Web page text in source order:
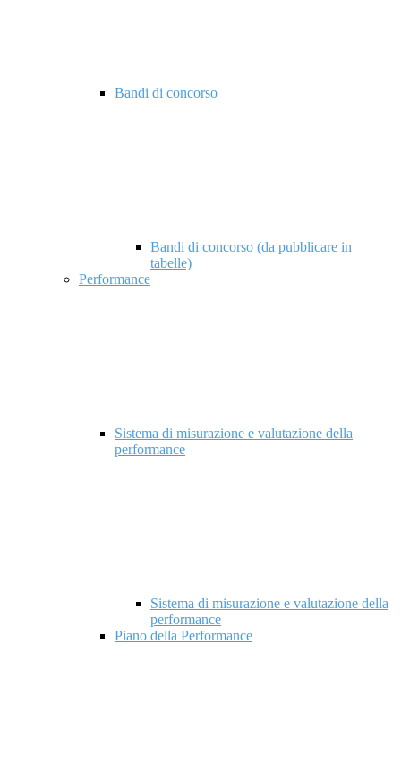
Bandi di concorso
Bandi di concorso (da pubblicare in
tabelle)
Performance
Sistema di misurazione e valutazione della
performance
Sistema di misurazione e valutazione della
performance
Piano della Performance